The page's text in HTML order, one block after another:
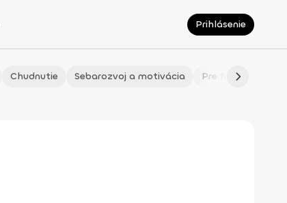
Prihlásenie
Chudnutie Sebarozvoj a motivácia Pre fitmaminky